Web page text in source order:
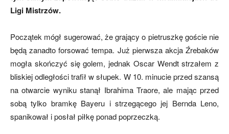
mecze,
skład)
Ligi Mistrzów.
Początek mógł sugerować, że grający o pietruszkę goście nie
będą zanadto forsować tempa. Już pierwsza akcja Źrebaków
mogła skończyć się golem, jednak Oscar Wendt strzałem z
bliskiej odległości trafił w słupek. W 10. minucie przed szansą
na otwarcie wyniku stanął Ibrahima Traore, ale mając przed
sobą tylko bramkę Bayeru i strzegącego jej Bernda Leno,
spanikował i posłał piłkę ponad poprzeczką.